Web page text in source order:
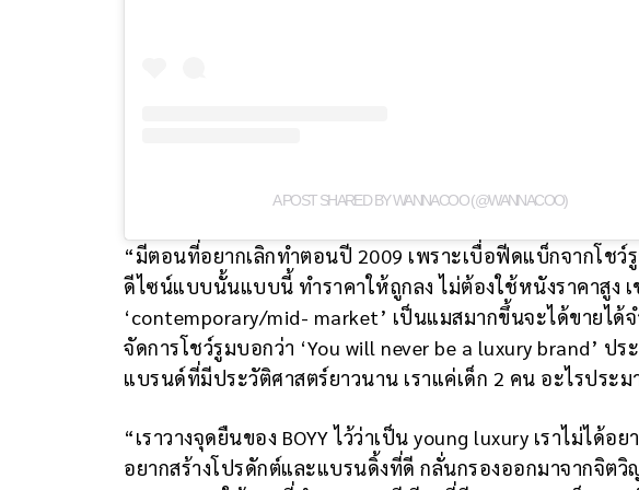
A POST SHARED BY WANNACOO (@WANNACOO)
“มีตอนที่อยากเลิกทำตอนปี 2009 เพราะเบื่อฟีดแบ็กจากโชว์
ดีไซน์แบบนั้นแบบนี้ ทำราคาให้ถูกลง ไม่ต้องใช้หนังราคาสูง
‘contemporary/mid- market’ เป็นแมสมากขึ้นจะได้ขายไ
จัดการโชว์รูมบอกว่า ‘You will never be a luxury brand’ ป
แบรนด์ที่มีประวัติศาสตร์ยาวนาน เราแค่เด็ก 2 คน อะไรประ
“เราวางจุดยืนของ BOYY ไว้ว่าเป็น young luxury เราไม่ได้
อยากสร้างโปรดักต์และแบรนดิ้งที่ดี กลั่นกรองออกมาจากจิต